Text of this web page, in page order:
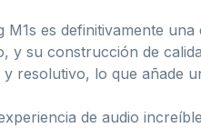
es definitivamente
su construcción de
resolutivo, lo que añade
de audio